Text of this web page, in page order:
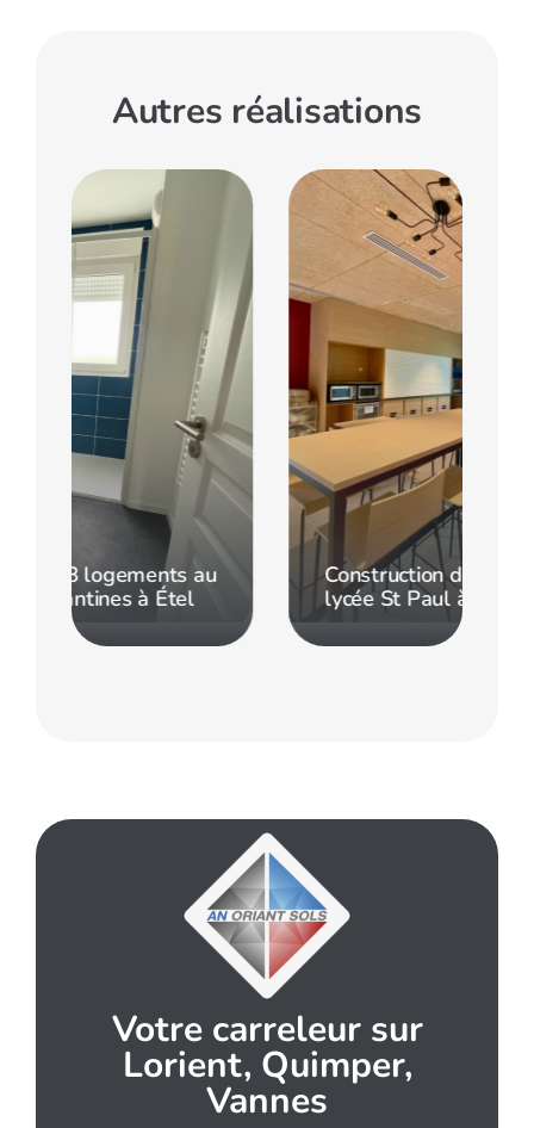
Autres réalisations
Construction d’un internat au
lycée St Paul à Vannes
Votre carreleur sur
Lorient, Quimper,
Vannes